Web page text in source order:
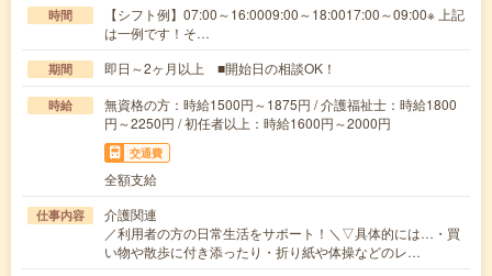
時間
【シフト例】07:00～16:0009:00～18:0017:00～09:00※ 上記
は一例です！そ…
期間 即日～2ヶ月以上 ■開始日の相談OK！
時給
無資格の方：時給1500円～1875円 / 介護福祉士：時給1800
円～2250円 / 初任者以上：時給1600円～2000円
交通費
全額支給
仕事内容
介護関連
／利用者の方の日常生活をサポート！＼▽具体的には…・買
い物や散歩に付き添ったり・折り紙や体操などのレ…